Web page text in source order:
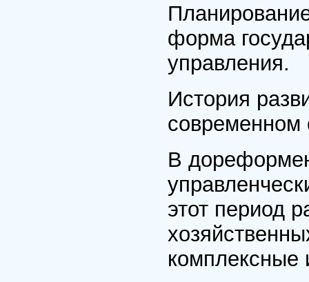
форма
управления.
История
современном
В
этот период
комплексные